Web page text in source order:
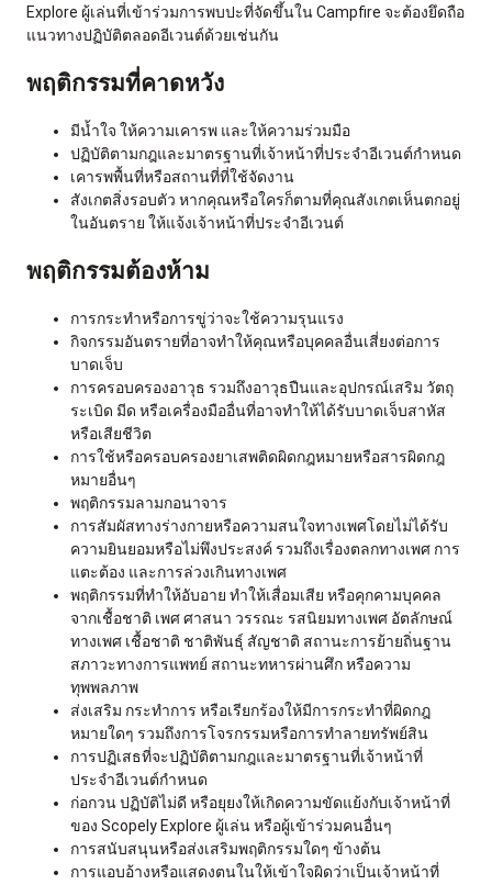
Explore ผู้เล่นที่เข้าร่วมการพบปะที่จัดขึ้นใน Campfire จะต้องยึดถือ
แนวทางปฏิบัติตลอดอีเวนต์ด้วยเช่นกัน
พฤติกรรมที่คาดหวัง
มีน้ำใจ ให้ความเคารพ และให้ความร่วมมือ
ปฏิบัติตามกฎและมาตรฐานที่เจ้าหน้าที่ประจำอีเวนต์กำหนด
เคารพพื้นที่หรือสถานที่ที่ใช้จัดงาน
สังเกตสิ่งรอบตัว หากคุณหรือใครก็ตามที่คุณสังเกตเห็นตกอยู่
ในอันตราย ให้แจ้งเจ้าหน้าที่ประจำอีเวนต์
พฤติกรรมต้องห้าม
การกระทำหรือการขู่ว่าจะใช้ความรุนแรง
กิจกรรมอันตรายที่อาจทำให้คุณหรือบุคคลอื่นเสี่ยงต่อการ
บาดเจ็บ
การครอบครองอาวุธ รวมถึงอาวุธปืนและอุปกรณ์เสริม วัตถุ
ระเบิด มีด หรือเครื่องมืออื่นที่อาจทำให้ได้รับบาดเจ็บสาหัส
หรือเสียชีวิต
การใช้หรือครอบครองยาเสพติดผิดกฎหมายหรือสารผิดกฎ
หมายอื่นๆ
พฤติกรรมลามกอนาจาร
การสัมผัสทางร่างกายหรือความสนใจทางเพศโดยไม่ได้รับ
ความยินยอมหรือไม่พึงประสงค์ รวมถึงเรื่องตลกทางเพศ การ
แตะต้อง และการล่วงเกินทางเพศ
พฤติกรรมที่ทำให้อับอาย ทำให้เสื่อมเสีย หรือคุกคามบุคคล
จากเชื้อชาติ เพศ ศาสนา วรรณะ รสนิยมทางเพศ อัตลักษณ์
ทางเพศ เชื้อชาติ ชาติพันธุ์ สัญชาติ สถานะการย้ายถิ่นฐาน
สภาวะทางการแพทย์ สถานะทหารผ่านศึก หรือความ
ทุพพลภาพ
ส่งเสริม กระทำการ หรือเรียกร้องให้มีการกระทำที่ผิดกฎ
หมายใดๆ รวมถึงการโจรกรรมหรือการทำลายทรัพย์สิน
การปฏิเสธที่จะปฏิบัติตามกฎและมาตรฐานที่เจ้าหน้าที่
ประจำอีเวนต์กำหนด
ก่อกวน ปฏิบัติไม่ดี หรือยุยงให้เกิดความขัดแย้งกับเจ้าหน้าที่
ของ Scopely Explore ผู้เล่น หรือผู้เข้าร่วมคนอื่นๆ
การสนับสนุนหรือส่งเสริมพฤติกรรมใดๆ ข้างต้น
การแอบอ้างหรือแสดงตนในให้เข้าใจผิดว่าเป็นเจ้าหน้าที่